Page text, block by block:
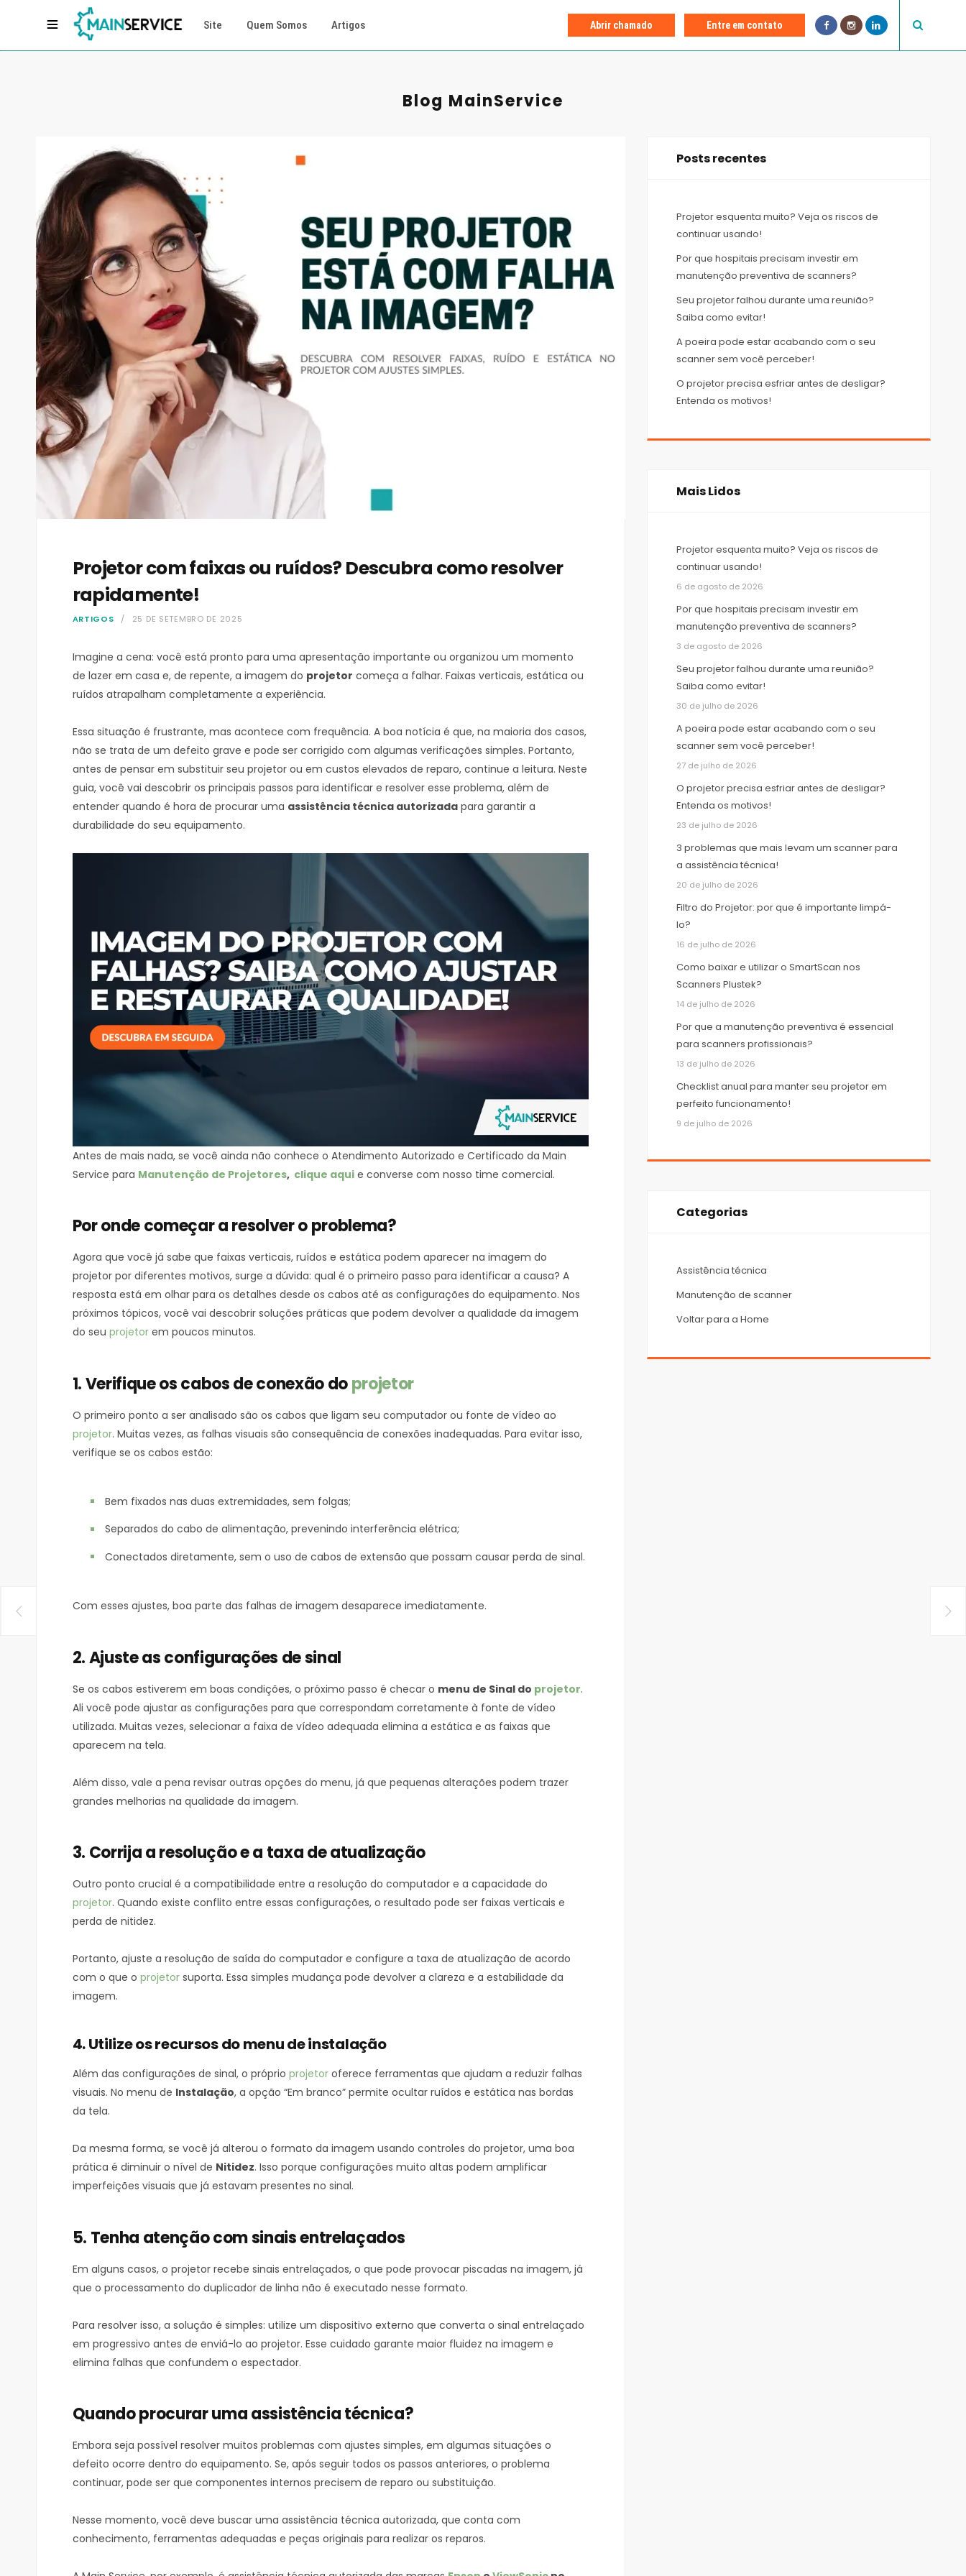
Site Quem Somos Artigos F
a
I
n
L
i
Abrir chamado Entre em contato
Blog MainService
Projetor com faixas ou ruídos? Descubra como resolver
rapidamente!
ARTIGOS 25 DE SETEMBRO DE 2025
Imagine a cena: você está pronto para uma apresentação importante ou organizou um momento
de lazer em casa e, de repente, a imagem do projetor começa a falhar. Faixas verticais, estática ou
ruídos atrapalham completamente a experiência.
Essa situação é frustrante, mas acontece com frequência. A boa notícia é que, na maioria dos casos,
não se trata de um defeito grave e pode ser corrigido com algumas verificações simples. Portanto,
antes de pensar em substituir seu projetor ou em custos elevados de reparo, continue a leitura. Neste
guia, você vai descobrir os principais passos para identificar e resolver esse problema, além de
entender quando é hora de procurar uma assistência técnica autorizadapara garantir a
durabilidade do seu equipamento.
Antes de mais nada, se você ainda não conhece o Atendimento Autorizado e Certificado da Main
Service para Manutenção de Projetores, clique aquie converse com nosso time comercial.
Por onde começar a resolver o problema?
Agora que você já sabe que faixas verticais, ruídos e estática podem aparecer na imagem do
projetor por diferentes motivos, surge a dúvida: qual é o primeiro passo para identificar a causa? A
resposta está em olhar para os detalhes desde os cabos até as configurações do equipamento. Nos
próximos tópicos, você vai descobrir soluções práticas que podem devolver a qualidade da imagem
do seu projetorem poucos minutos.
1. Verifique os cabos de conexão doprojetor
O primeiro ponto a ser analisado são os cabos que ligam seu computador ou fonte de vídeo ao
projetor. Muitas vezes, as falhas visuais são consequência de conexões inadequadas. Para evitar isso,
verifique se os cabos estão:
Bem fixados nas duas extremidades, sem folgas;
Separados do cabo de alimentação, prevenindo interferência elétrica;
Conectados diretamente, sem o uso de cabos de extensão que possam causar perda de sinal.
Com esses ajustes, boa parte das falhas de imagem desaparece imediatamente.
2. Ajuste as configurações de sinal
Se os cabos estiverem em boas condições, o próximo passo é checar o menu de Sinal do projetor.
Ali você pode ajustar as configurações para que correspondam corretamente à fonte de vídeo
utilizada. Muitas vezes, selecionar a faixa de vídeo adequada elimina a estática e as faixas que
aparecem na tela.
Além disso, vale a pena revisar outras opções do menu, já que pequenas alterações podem trazer
grandes melhorias na qualidade da imagem.
3. Corrija a resolução e a taxa de atualização
Outro ponto crucial é a compatibilidade entre a resolução do computador e a capacidade do
projetor. Quando existe conflito entre essas configurações, o resultado pode ser faixas verticais e
perda de nitidez.
Portanto, ajuste a resolução de saída do computador e configure a taxa de atualização de acordo
com o que o projetorsuporta. Essa simples mudança pode devolver a clareza e a estabilidade da
imagem.
4. Utilize os recursos do menu de instalação
Além das configurações de sinal, o próprio projetoroferece ferramentas que ajudam a reduzir falhas
visuais. No menu de Instalação, a opção “Em branco” permite ocultar ruídos e estática nas bordas
da tela.
Da mesma forma, se você já alterou o formato da imagem usando controles do projetor, uma boa
prática é diminuir o nível de Nitidez. Isso porque configurações muito altas podem amplificar
imperfeições visuais que já estavam presentes no sinal.
5. Tenha atenção com sinais entrelaçados
Em alguns casos, o projetor recebe sinais entrelaçados, o que pode provocar piscadas na imagem, já
que o processamento do duplicador de linha não é executado nesse formato.
Para resolver isso, a solução é simples: utilize um dispositivo externo que converta o sinal entrelaçado
em progressivo antes de enviá-lo ao projetor. Esse cuidado garante maior fluidez na imagem e
elimina falhas que confundem o espectador.
Quando procurar uma assistência técnica?
Embora seja possível resolver muitos problemas com ajustes simples, em algumas situações o
defeito ocorre dentro do equipamento. Se, após seguir todos os passos anteriores, o problema
continuar, pode ser que componentes internos precisem de reparo ou substituição.
Nesse momento, você deve buscar uma assistência técnica autorizada, que conta com
conhecimento, ferramentas adequadas e peças originais para realizar os reparos.
Posts recentes
Projetor esquenta muito? Veja os riscos de
continuar usando!
Por que hospitais precisam investir em
manutenção preventiva de scanners?
Seu projetor falhou durante uma reunião?
Saiba como evitar!
A poeira pode estar acabando com o seu
scanner sem você perceber!
O projetor precisa esfriar antes de desligar?
Entenda os motivos!
Mais Lidos
Projetor esquenta muito? Veja os riscos de
continuar usando!
6 de agosto de 2026
Por que hospitais precisam investir em
manutenção preventiva de scanners?
3 de agosto de 2026
Seu projetor falhou durante uma reunião?
Saiba como evitar!
30 de julho de 2026
A poeira pode estar acabando com o seu
scanner sem você perceber!
27 de julho de 2026
O projetor precisa esfriar antes de desligar?
Entenda os motivos!
23 de julho de 2026
3 problemas que mais levam um scanner para
a assistência técnica!
20 de julho de 2026
Filtro do Projetor: por que é importante limpá-
lo?
16 de julho de 2026
Como baixar e utilizar o SmartScan nos
Scanners Plustek?
14 de julho de 2026
Por que a manutenção preventiva é essencial
para scanners profissionais?
13 de julho de 2026
Checklist anual para manter seu projetor em
perfeito funcionamento!
9 de julho de 2026
Categorias
Assistência técnica
Manutenção de scanner
Voltar para a Home